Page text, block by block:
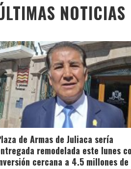
NOTICIAS
de Armas de Juliaca sería
remodelada este lunes
cercana a 4.5 millones de